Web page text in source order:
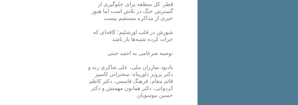
قطر: کل منطقه برای جلوگیری از
گسترش جنگ در تلاش است اما هنوز
خبری از مذاکره مستقیم نیست
شورش در قلب اورشلیم؛ کافه‌ای که
جرات کرده شنبه‌ها باز باشد
توصیه ضرغامی به احمد جنتی
یادبود مبارزان ملی، علی شاکری زند و
دکتر پرویز داورپناه: سخنرانی کامبیز
قائم مقام، فرهنگ قاسمی، دکتر کاظم
کردوانی، دکتر همایون مهمنش و دکتر
حسین موسویان